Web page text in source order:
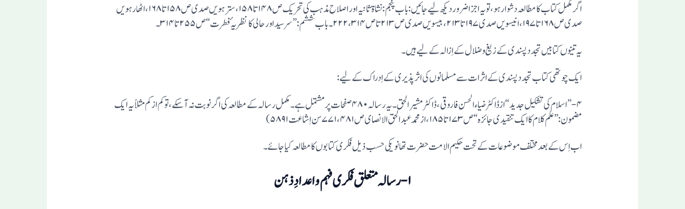
اگر مکمل کتاب کا مطالعہ دشوار ہو،تویہ اجزا ضرور دیکھ لیے جا ئیں:باب پنجم:نشاة ثانیہ اور اصلاح مذہب کی تحریک ص۱۴۸تا۱۵۸،سترہویں صدی ص۱۵۸تا۱۶۸،اٹھارہویں
صدی ص۱۶۸تا۱۹۷،انیسویں صدی۱۹۷تا۲۱۳،بیسویں صدی ص۲۱۳تاص۲۲۲،۳۱۴ ۔باب ششم:”سر سید اور حالی کا نظریہٴ فطرت“ص۲۵۵تا۳۱۴۔
یہ تینوں کتابیں تجدد پسندی کے زیغ و ضلال کے اِزالہ کے لیے ہیں۔
ایک چوتھی کتاب تجدد پسندی کے اثرات سے مسلمانوں کی اثر پذیری کے اِدراک کے لیے :
۴-”اسلام کی تشکیل جدید“ازڈاکٹر ضیاء الحسن فاروقی،ڈاکٹر مشیر الحق۔یہ رسالہ ۴۸۰ صفحات پر مشتمل ہے ۔مکمل رسالہ کے مطالعہ کی اگر نوبت نہ آسکے،توکم از کم مثلاًیہ ایک
مضمون : ”علم کلام کا ایک تنقیدی جائزہ“ص۱۷۳تا ۱۸۵،ازمحمد عبد الحق الانصای ص۷۷۱،۴۸۱ سن اِشاعت ۵۸۹۱)
اب اِس کے بعدمختلف موضوعات کے تحت حکیم الامت حضرت تھانویکی حسب ذیل فکری کتابوں کا مطالعہ کیا جا ئے۔
۱-رسالہ متعلق فکری فہم و اعدادِذہن